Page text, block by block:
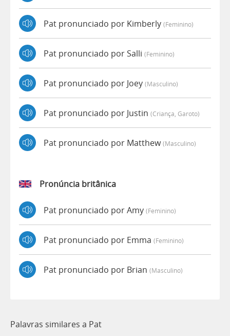
Pat pronunciado por Kimberly (feminino)
Pat pronunciado por Salli (feminino)
Pat pronunciado por Joey (masculino)
Pat pronunciado por Justin (criança, Garoto)
Pat pronunciado por Matthew(masculino)
Pronúncia britânica
Pat pronunciado por Amy (feminino)
Pat pronunciado por Emma (feminino)
Pat pronunciado por Brian (masculino)
Palavras similares a Pat